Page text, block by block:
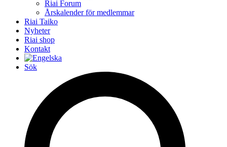
Riai Forum
Årskalender för medlemmar
Riai Taiko
Nyheter
Riai shop
Kontakt
Sök